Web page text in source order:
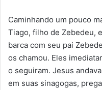
Caminhando um pouco
Tiago, filho de Zebedeu,
barca com seu pai
os chamou. Eles
o seguiram. Jesus
em suas sinagogas,